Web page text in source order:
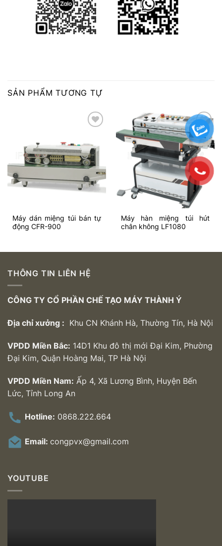
SẢN PHẨM TƯƠNG TỰ
Add to
wishlist
Máy dán miệng túi bán tự
động CFR-900
Add to
wishlist
Máy hàn miệng túi hút
chân không LF1080
THÔNG TIN LIÊN HỆ
CÔNG TY CỔ PHẦN CHẾ TẠO MÁY THÀNH Ý
Địa chỉ xưởng : Khu CN Khánh Hà, Thường Tín, Hà Nội
VPDD Miền Bắc: 14D1 Khu đô thị mới Đại Kim, Phường
Đại Kim, Quận Hoàng Mai, TP Hà Nội
VPDD Miền Nam: Ấp 4, Xã Lương Bình, Huyện Bến
Lức, Tỉnh Long An
Hotline: 0868.222.664
Email: congpvx@gmail.com
YOUTUBE